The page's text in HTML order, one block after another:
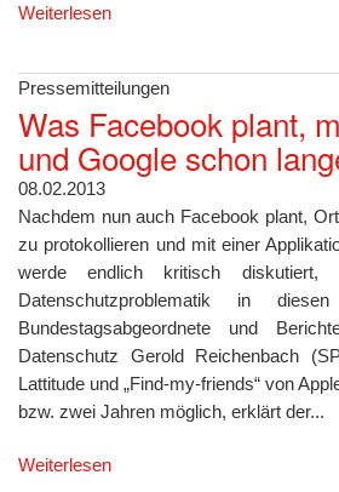
Weiterlesen
Pressemitteilungen
Was Facebook plant,
und Google schon
08.02.2013
Nachdem nun auch Facebook plant,
zu protokollieren und mit einer
werde endlich kritisch diskutiert,
Datenschutzproblematik in
Bundestagsabgeordnete und
Datenschutz Gerold Reichenbach
Lattitude und „Find-my-friends“ von
bzw. zwei Jahren möglich, erklärt der...
Weiterlesen